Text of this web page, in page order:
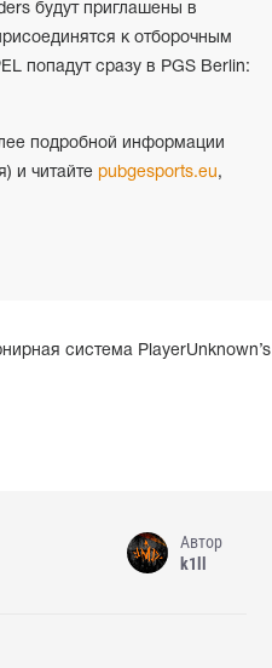
будут приглашены в
к отборочным
попадут сразу в PGS Berlin:
подробной информации
и читайте pubgesports.eu,
система PlayerUnknown’s
Автор
k1ll